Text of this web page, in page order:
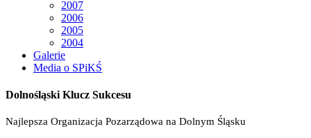
2007
2006
2005
2004
Galerie
Media o SPiKŚ
Dolnośląski Klucz Sukcesu
Najlepsza Organizacja Pozarządowa na Dolnym Śląsku